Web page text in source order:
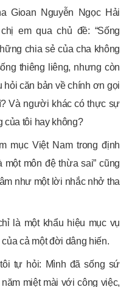
Gioan Nguyễn Ngọc Hải
em qua chủ đề: “Sống
chia sẻ của cha không
thiêng liêng, nhưng còn
căn bản về chính ơn gọi
Và người khác có thực sự
tôi hay không?
mục Việt Nam trong định
môn đệ thừa sai” cũng
như một lời nhắc nhở tha
là một khẩu hiệu mục vụ
cả một đời dâng hiến.
tự hỏi: Mình đã sống sứ
miệt mài với công việc,